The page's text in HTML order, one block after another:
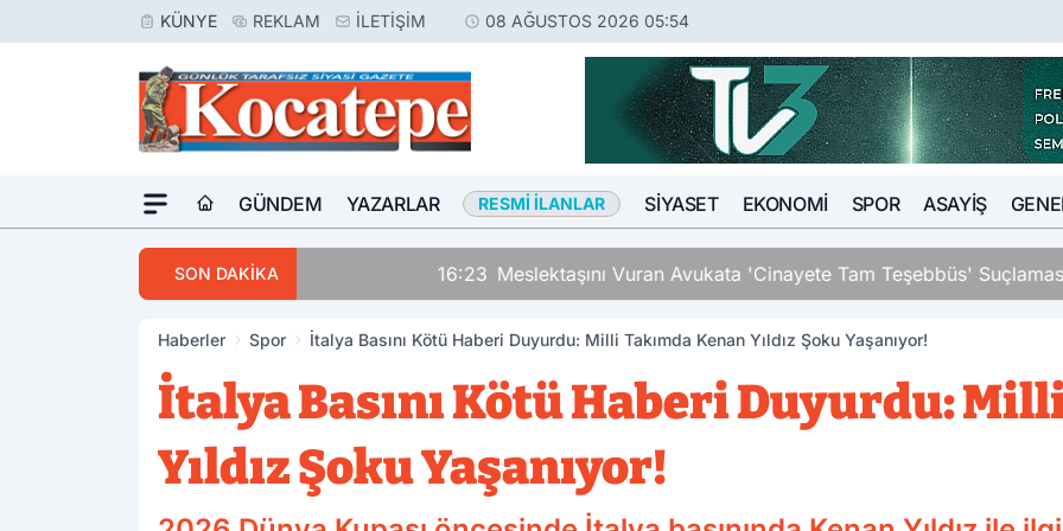
KÜNYE REKLAM İLETIŞIM 08 AĞUSTOS 2026 05:54
GÜNDEM YAZARLAR RESMI İLANLAR SIYASET EKONOMI SPOR ASAYIŞ
SON DAKİKA Meslektaşını Vuran Avukata 'Cinayete Tam Teşebbüs' Suçlaması
Haberler Spor İtalya Basını Kötü Haberi Duyurdu: Milli Takımda Kenan Yıldız Şoku Yaşanıyor!
İtalya Basını Kötü Haberi Duyurdu:
Yıldız Şoku Yaşanıyor!